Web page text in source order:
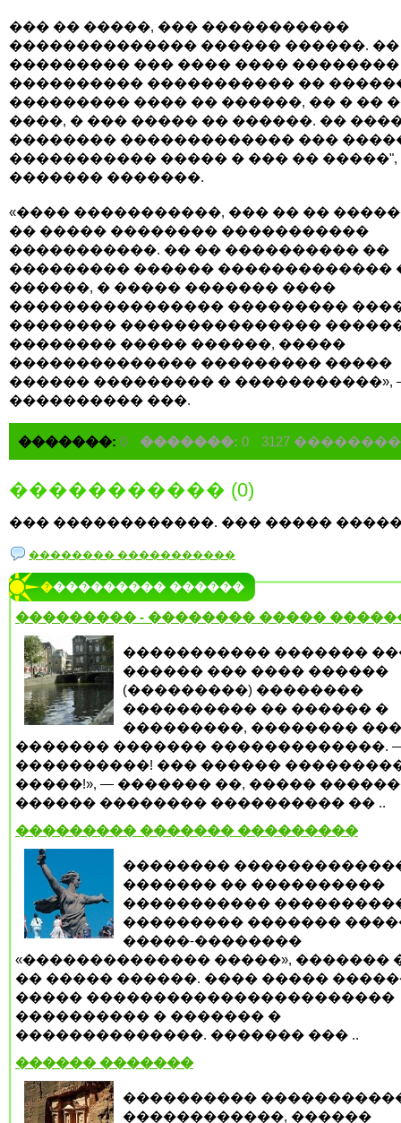
��� �� �����, ��� �����������
�������������� ������ ������. ��
��������� ��� ���� ����
���������� ����������� ��
��������� ���� �� ������, �� � ��
����, � ��� ����� �� ������. ��
�������� ������������� ���
����������� ����� � ��� �� �����",
������� �������.
«���� �����������, ��� �� ��
�� ����� �������� �����������
�����������. �� �� ���������� ��
��������� ������ �������������
������, � ����� ������� ����
���������������� ���������
�������� ���������������
�������� ����� ������, �����
�������������� ��������� �����
������ ��������� � �����������»,
���������� ���.
�������: 0 �������: 0 3127
����������� (0)
��� ������������. ��� �����
�������� �����������
���������� ������
��������� - �������� �����
����������� �������
������ ��� ���� ������
(���������) ��������
���������� �� ������ �
���������, ��������
������� ������� �������������.
����������! ��� ������
�����!», — ������� ��, �����
������ �������� ���������� �� ..
��������� ������� ���������
��������
������� �� ����������
�����������
��������� �������
�����-��������
«�������������� �����», �������
�� ����� ������. ���� �����
����� �����������������������
���������� � ������� �
��������������. ������� ��� ..
������ �������
����������
������������, ������